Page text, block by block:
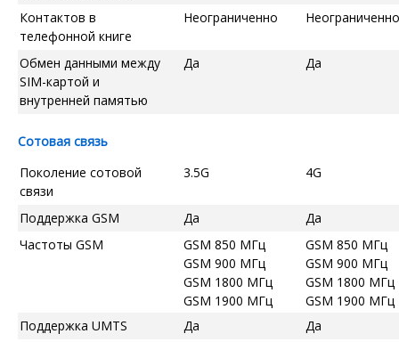
Контактов в
телефонной книге
Неограниченно Неограниченно
Обмен данными между
SIM-картой и
внутренней памятью
Да Да
Сотовая связь
Поколение сотовой
связи
3.5G 4G
Поддержка GSM Да
Да
Частоты GSM
GSM 850 МГц
GSM 900 МГц
GSM 1800 МГц
GSM 1900 МГц
GSM 850 МГц
GSM 900 МГц
GSM 1800 МГц
GSM 1900 МГц
Поддержка UMTS
Да
Да